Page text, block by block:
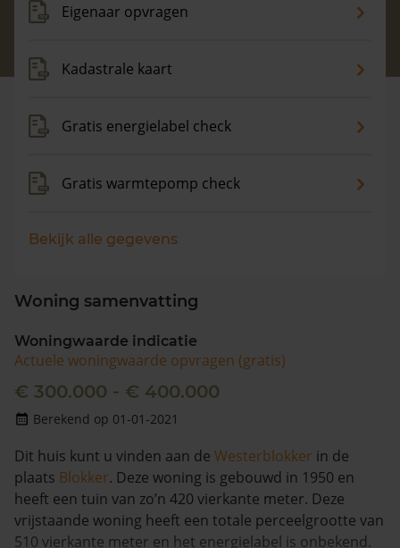
Eigenaar opvragen
Kadastrale kaart
Gratis energielabel check
Gratis warmtepomp check
Bekijk alle gegevens
Woning samenvatting
Woningwaarde indicatie
Actuele woningwaarde opvragen (gratis)
€ 300.000 - € 400.000
Berekend op 01-01-2021
Dit huis kunt u vinden aan de Westerblokker in de
plaats Blokker. Deze woning is gebouwd in 1950 en
heeft een tuin van zo’n 420 vierkante meter. Deze
vrijstaande woning heeft een totale perceelgrootte van
510 vierkante meter en het energielabel is onbekend.